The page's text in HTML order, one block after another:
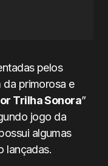
pelos
da primorosa e
Trilha Sonora”
jogo da
algumas
lançadas.